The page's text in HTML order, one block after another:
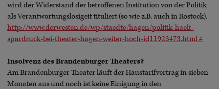
wird der Widerstand der betroffenen Institution von der Politik
als Verantwortungslosigeit tituliert (so wie z.B. auch in Rostock).
http://www.derwesten.de/wp/staedte/hagen/politik-haelt-
spardruck-bei-theater-hagen-weiter-hoch-id11923473.html #
Insolvenz des Brandenburger Theaters?
Am Brandenburger Theater läuft der Haustarifvertrag in sieben
Monaten aus und noch ist keine Einigung in den